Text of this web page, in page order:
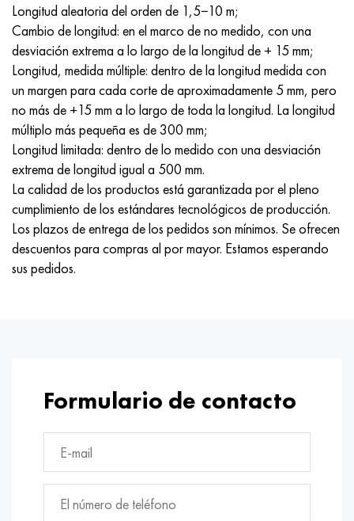
Longitud aleatoria del orden de 1,5−10 m;
Cambio de longitud: en el marco de no medido, con una
desviación extrema a lo largo de la longitud de + 15 mm;
Longitud, medida múltiple: dentro de la longitud medida con
un margen para cada corte de aproximadamente 5 mm, pero
no más de +15 mm a lo largo de toda la longitud. La longitud
múltiplo más pequeña es de 300 mm;
Longitud limitada: dentro de lo medido con una desviación
extrema de longitud igual a 500 mm.
La calidad de los productos está garantizada por el pleno
cumplimiento de los estándares tecnológicos de producción.
Los plazos de entrega de los pedidos son mínimos. Se ofrecen
descuentos para compras al por mayor. Estamos esperando
sus pedidos.
Formulario de contacto